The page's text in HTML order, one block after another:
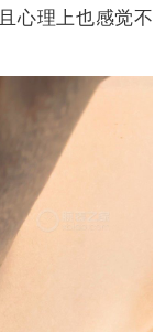
心理上也感觉不